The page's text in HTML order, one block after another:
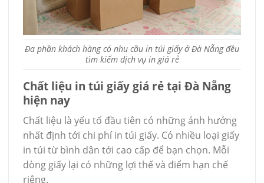
Đa phần khách hàng có nhu cầu in túi giấy ở Đà Nẵng đều
tìm kiếm dịch vụ in giá rẻ
Chất liệu in túi giấy giá rẻ tại Đà Nẵng
hiện nay
Chất liệu là yếu tố đầu tiên có những ảnh hưởng
nhất định tới chi phí in túi giấy. Có nhiều loại giấy
in túi từ bình dân tới cao cấp để bạn chọn. Mỗi
dòng giấy lại có những lợi thế và điểm hạn chế
riêng.